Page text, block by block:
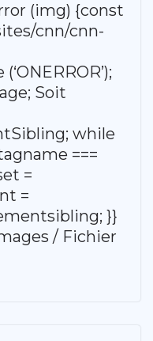
(img) {const
cnn/cnn-
Soit
while
===
=
=
}}
/ Fichier